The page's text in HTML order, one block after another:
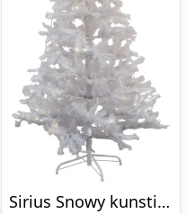
Sirius Snowy kunstigt juletræ med lys, 180 cm